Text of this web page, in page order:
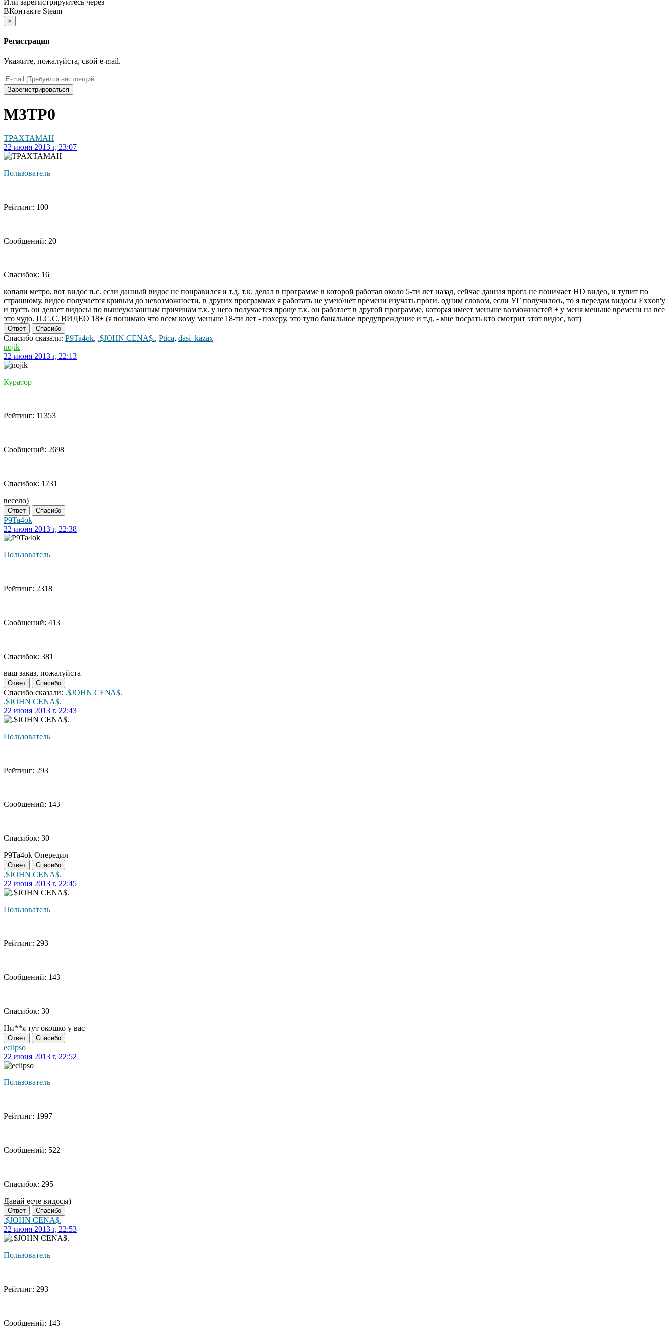
Или зарегистрируйтесь через
ВКонтакте Steam
×
Регистрация
Укажите, пожалуйста, свой e-mail.
Зарегистрироваться
M3TP0
TPAXTAMAH
22 июня 2013 г, 23:07
Пользователь
Рейтинг: 100
Сообщений: 20
Спасибок: 16
копали метро, вот видос п.с. если данный видос не понравился и т.д. т.к. делал в программе в которой работал около 5-ти лет назад, сейчас данная прога не понимает HD видео, и тупит по
страшному, видео получается кривым до невозможности, в других программах я работать не умею\нет времени изучать проги. одним словом, если УГ получилось, то я передам видосы Exxon'у
и пусть он делает видосы по вышеуказанным причинам т.к. у него получается проще т.к. он работает в другой программе, которая имеет меньше возможностей + у меня меньше времени на все
это чудо. П.С.С. ВИДЕО 18+ (я понимаю что всем кому меньше 18-ти лет - похеру, это тупо банальное предупреждение и т.д. - мне посрать кто смотрит этот видос, вот)
Ответ Спасибо
Спасибо сказали: P9Ta4ok, .$JOHN CENA$., Ptica, dasi_kazax
nojik
22 июня 2013 г, 22:13
Куратор
Рейтинг: 11353
Сообщений: 2698
Спасибок: 1731
весело)
Ответ Спасибо
P9Ta4ok
22 июня 2013 г, 22:38
Пользователь
Рейтинг: 2318
Сообщений: 413
Спасибок: 381
ваш заказ, пожалуйста
Ответ Спасибо
Спасибо сказали: .$JOHN CENA$.
.$JOHN CENA$.
22 июня 2013 г, 22:43
Пользователь
Рейтинг: 293
Сообщений: 143
Спасибок: 30
P9Ta4ok Опередил
Ответ Спасибо
.$JOHN CENA$.
22 июня 2013 г, 22:45
Пользователь
Рейтинг: 293
Сообщений: 143
Спасибок: 30
Ни**я тут окошко у вас
Ответ Спасибо
eclipso
22 июня 2013 г, 22:52
Пользователь
Рейтинг: 1997
Сообщений: 522
Спасибок: 295
Давай есче видосы)
Ответ Спасибо
.$JOHN CENA$.
22 июня 2013 г, 22:53
Пользователь
Рейтинг: 293
Сообщений: 143